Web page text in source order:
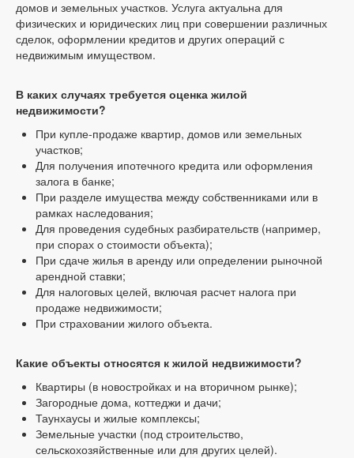
домов и земельных участков. Услуга актуальна для
физических и юридических лиц при совершении различных
сделок, оформлении кредитов и других операций с
недвижимым имуществом.
В каких случаях требуется оценка жилой
недвижимости?
При купле-продаже квартир, домов или земельных
участков;
Для получения ипотечного кредита или оформления
залога в банке;
При разделе имущества между собственниками или в
рамках наследования;
Для проведения судебных разбирательств (например,
при спорах о стоимости объекта);
При сдаче жилья в аренду или определении рыночной
арендной ставки;
Для налоговых целей, включая расчет налога при
продаже недвижимости;
При страховании жилого объекта.
Какие объекты относятся к жилой недвижимости?
Квартиры (в новостройках и на вторичном рынке);
Загородные дома, коттеджи и дачи;
Таунхаусы и жилые комплексы;
Земельные участки (под строительство,
сельскохозяйственные или для других целей).